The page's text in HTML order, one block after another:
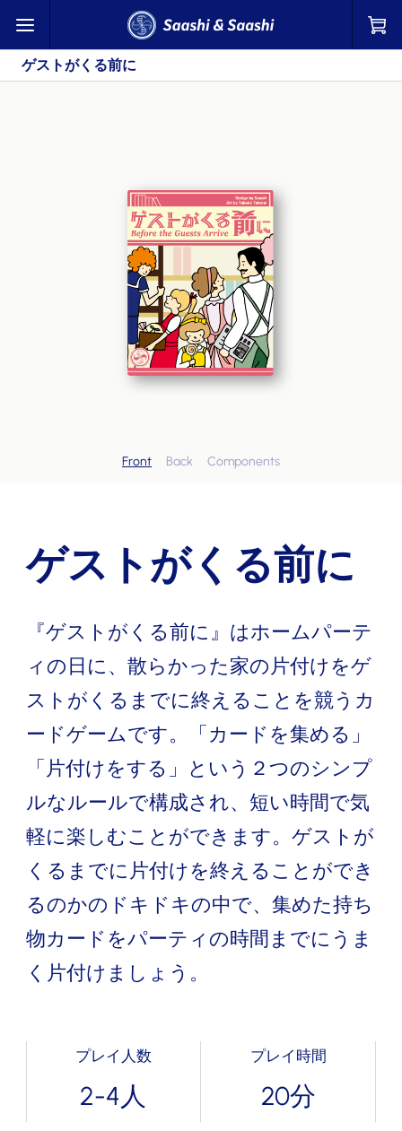
ゲストがくる前に
Front Back Components
ゲストがくる前に
『ゲストがくる前に』はホームパーテ
ィの日に、散らかった家の片付けをゲ
ストがくるまでに終えることを競うカ
ードゲームです。「カードを集める」
「片付けをする」という２つのシンプ
ルなルールで構成され、短い時間で気
軽に楽しむことができます。ゲストが
くるまでに片付けを終えることができ
るのかのドキドキの中で、集めた持ち
物カードをパーティの時間までにうま
く片付けましょう。
プレイ人数
2-4人
プレイ時間
20分